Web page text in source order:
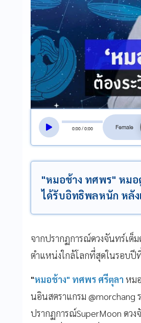
0:00/0:00
"หมอช้าง ทศพร" หมอ
ได้รับอิทธิพลหนัก หลั
จากปรากฏการณ์ดวงจันทร์เต็
ตำแหน่งใกล้โลกที่สุดในรอบปี
"หมอช้าง" ทศพร ศรีตุลา หม
นอินสตราแกรม @morchang
ปรากฏการณ์SuperMoon ดว